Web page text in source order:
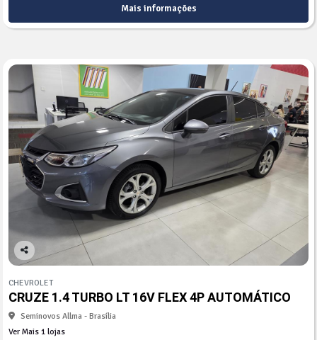
Mais informações
Co
arti
lhe
CHEVROLET
CRUZE 1.4 TURBO LT 16V FLEX 4P AUTOMÁTICO
Seminovos Allma - Brasília
Ver Mais 1 lojas